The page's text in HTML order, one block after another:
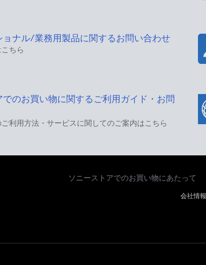
ョナル/業務用製品に関するお問い合わせ
ちら
でのお買い物に関するご利用ガイド・お問
利用方法・サービスに関してのご案内はこちら
ソニーストアでのお買い物にあたって
会社情報